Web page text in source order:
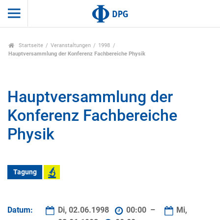
Startseite Veranstaltungen
1998
Hauptversammlung der Konferenz Fachbereiche Physik
Hauptversammlung der
Konferenz Fachbereiche
Physik
Tagung
Datum: Di, 02.06.1998 00:00 –
Mi,